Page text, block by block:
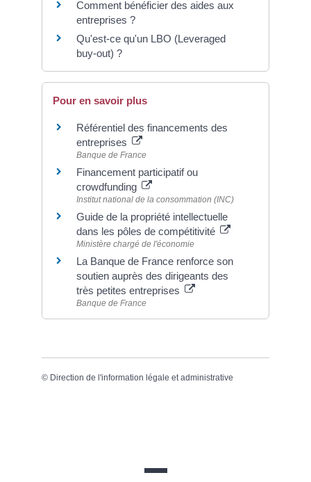
Comment bénéficier des aides aux
entreprises ?
Qu'est-ce qu'un LBO (Leveraged
buy-out) ?
Pour en savoir plus
Référentiel des financements des
entreprises
Banque de France
Financement participatif ou
crowdfunding
Institut national de la consommation (INC)
Guide de la propriété intellectuelle
dans les pôles de compétitivité
Ministère chargé de l'économie
La Banque de France renforce son
soutien auprès des dirigeants des
très petites entreprises
Banque de France
© Direction de l'information légale et administrative